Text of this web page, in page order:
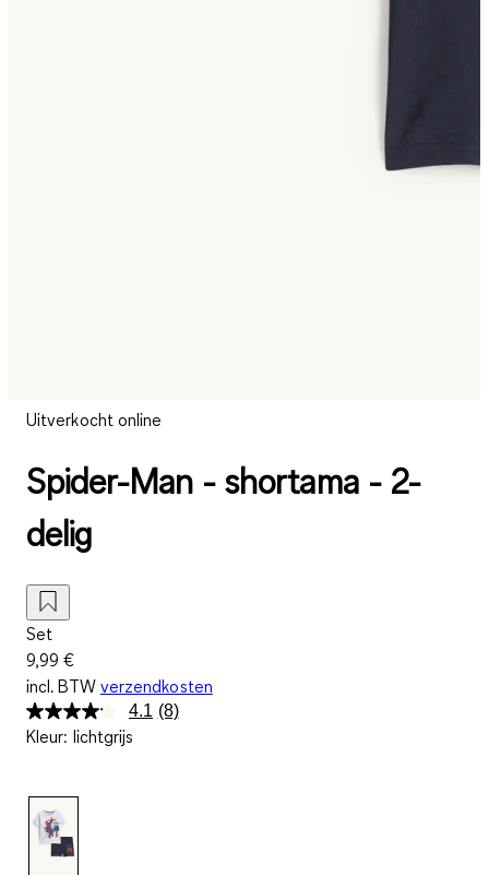
Uitverkocht online
Spider-Man - shortama - 2-
delig
Set
9,99 €
incl. BTW verzendkosten
4.1 Lees
(8)
Kleur: lichtgrijs